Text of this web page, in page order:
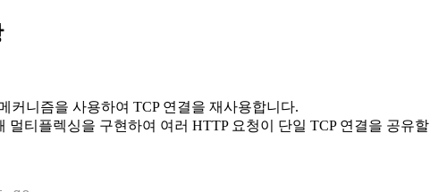
커니즘을 사용하여 TCP 연결을 재사용합니다.
멀티플렉싱을 구현하여 여러 HTTP 요청이 단일 TCP 연결을 공유